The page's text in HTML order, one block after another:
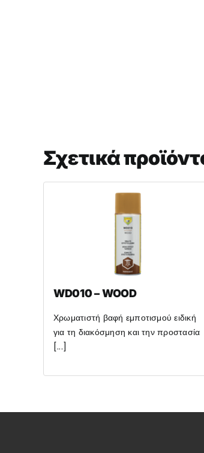
Σχετικά
WD010 – WOOD
Χρωματιστή βαφή εμποτισμού ειδική
για τη διακόσμηση και την προστασία
[...]